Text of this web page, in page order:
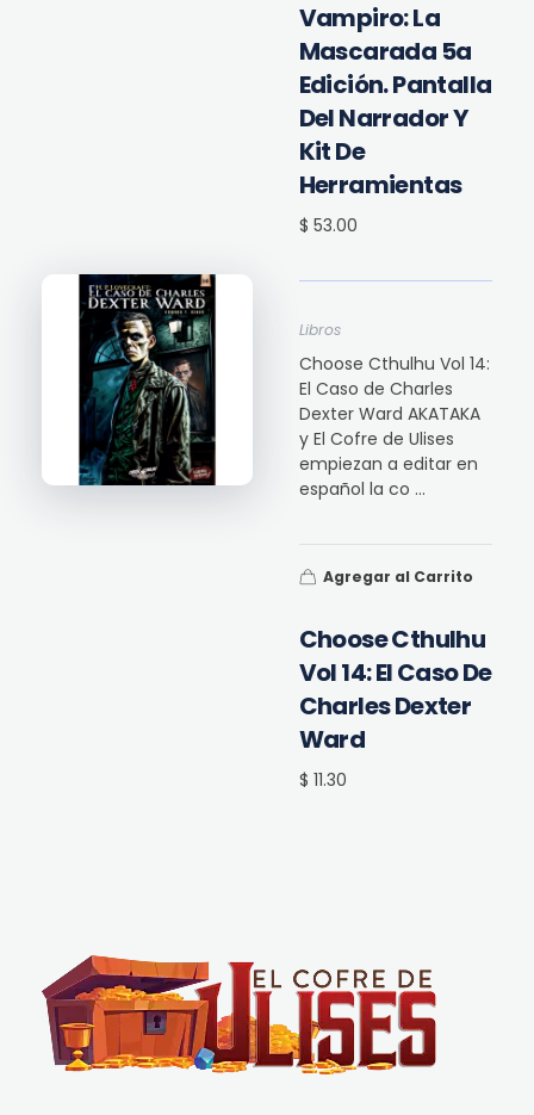
Vampiro: La
Mascarada 5a
Edición. Pantalla
Del Narrador Y
Kit De
Herramientas
$ 53.00
Choose Cthulhu
Vol 14: El Caso De
Charles Dexter
Ward
$ 11.30
Libros
Choose Cthulhu Vol 14:
El Caso de Charles
Dexter Ward AKATAKA
y El Cofre de Ulises
empiezan a editar en
español la co ...
Agregar al Carrito